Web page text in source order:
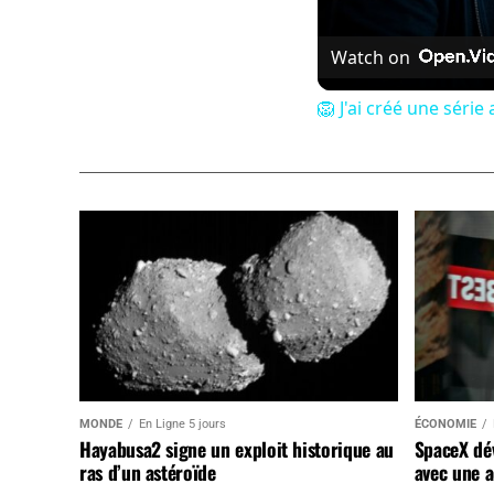
Watch on
🦁 J'ai créé une
MONDE En Ligne 5 jours
Hayabusa2 signe un exploit historique au
ras d’un astéroïde
ÉCONOMIE
SpaceX
avec une